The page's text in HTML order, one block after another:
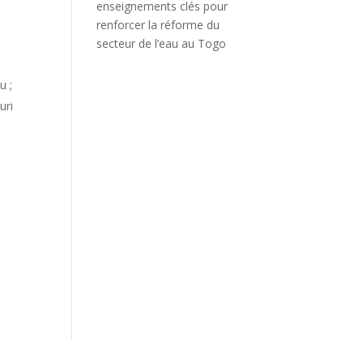
;
enseignements clés pour
renforcer la réforme du
secteur de l’eau au Togo